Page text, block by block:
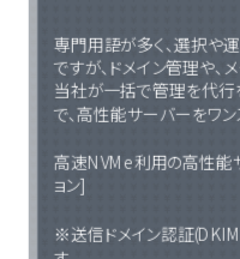
専門用語が多く、選択や
ですが、ドメイン管理や、
当社が一括で管理を代行
で、高性能サーバーをワ
高速NVMe利用の高性能
ョン]
※送信ドメイン認証